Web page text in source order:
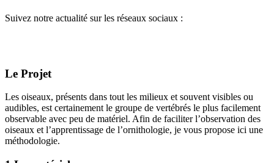
Suivez notre actualité sur les réseaux sociaux :
Le Projet
Les oiseaux, présents dans tout les milieux et souvent visibles ou
audibles, est certainement le groupe de vertébrés le plus facilement
observable avec peu de matériel. Afin de faciliter l’observation des
oiseaux et l’apprentissage de l’ornithologie, je vous propose ici une
méthodologie.